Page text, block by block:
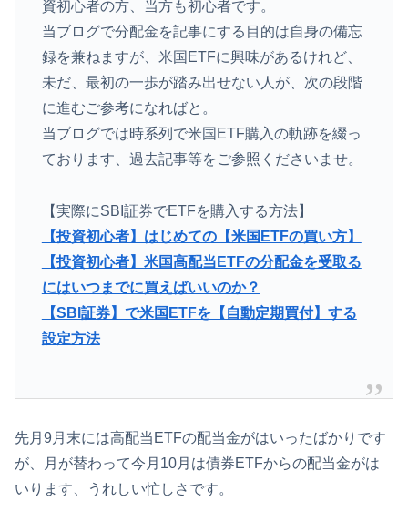
資初心者の方、当方も初心者です。
当ブログで分配金を記事にする目的は自身の備忘
録を兼ねますが、米国ETFに興味があるけれど、
未だ、最初の一歩が踏み出せない人が、次の段階
に進むご参考になればと。
当ブログでは時系列で米国ETF購入の軌跡を綴っ
ております、過去記事等をご参照くださいませ。
【実際にSBI証券でETFを購入する方法】
【投資初心者】はじめての【米国ETFの買い方】
【投資初心者】米国高配当ETFの分配金を受取る
にはいつまでに買えばいいのか？
【SBI証券】で米国ETFを【自動定期買付】する
設定方法
先月9月末には高配当ETFの配当金がはいったばかりです
が、月が替わって今月10月は債券ETFからの配当金がは
いります、うれしい忙しさです。